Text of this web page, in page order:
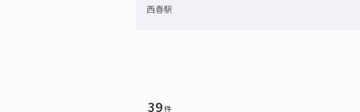
西春駅
39件